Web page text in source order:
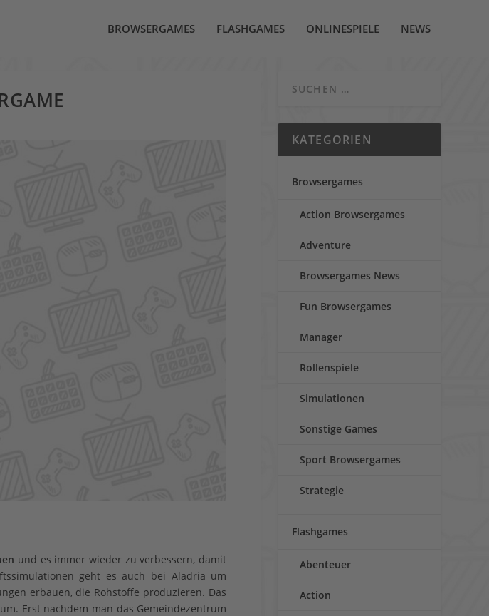
BROWSERGAMES FLASHGAMES ONLINESPIELE NEWS
und es immer wieder zu verbessern, damit
geht es auch bei Aladria um
erbauen, die Rohstoffe produzieren. Das
Erst nachdem man das Gemeindezentrum
KATEGORIEN
Browsergames
Action Browsergames
Adventure
Browsergames News
Fun Browsergames
Manager
Rollenspiele
Simulationen
Sonstige Games
Sport Browsergames
Strategie
Flashgames
Abenteuer
Action